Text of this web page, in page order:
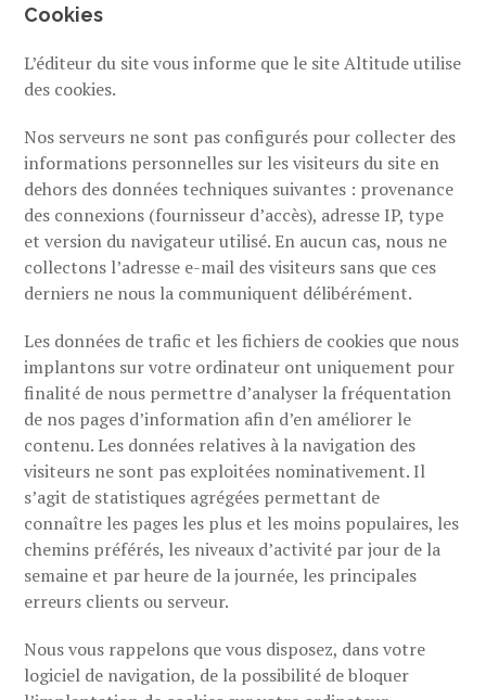
Cookies
L’éditeur du site vous informe que le site Altitude utilise
des cookies.
Nos serveurs ne sont pas configurés pour collecter des
informations personnelles sur les visiteurs du site en
dehors des données techniques suivantes : provenance
des connexions (fournisseur d’accès), adresse IP, type
et version du navigateur utilisé. En aucun cas, nous ne
collectons l’adresse e-mail des visiteurs sans que ces
derniers ne nous la communiquent délibérément.
Les données de trafic et les fichiers de cookies que nous
implantons sur votre ordinateur ont uniquement pour
finalité de nous permettre d’analyser la fréquentation
de nos pages d’information afin d’en améliorer le
contenu. Les données relatives à la navigation des
visiteurs ne sont pas exploitées nominativement. Il
s’agit de statistiques agrégées permettant de
connaître les pages les plus et les moins populaires, les
chemins préférés, les niveaux d’activité par jour de la
semaine et par heure de la journée, les principales
erreurs clients ou serveur.
Nous vous rappelons que vous disposez, dans votre
logiciel de navigation, de la possibilité de bloquer